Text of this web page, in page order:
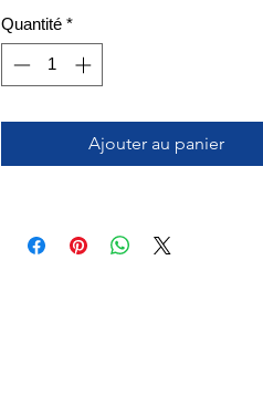
Quantité *
Ajouter au panier